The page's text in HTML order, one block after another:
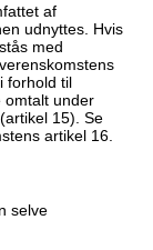
af
udnyttes. Hvis
med
forhold til
omtalt under
(artikel 15). Se
artikel 16.
selve